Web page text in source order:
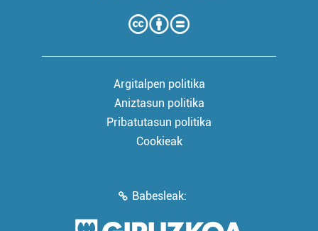
Argitalpen politika
Aniztasun politika
Pribatutasun politika
Cookieak
Babesleak: